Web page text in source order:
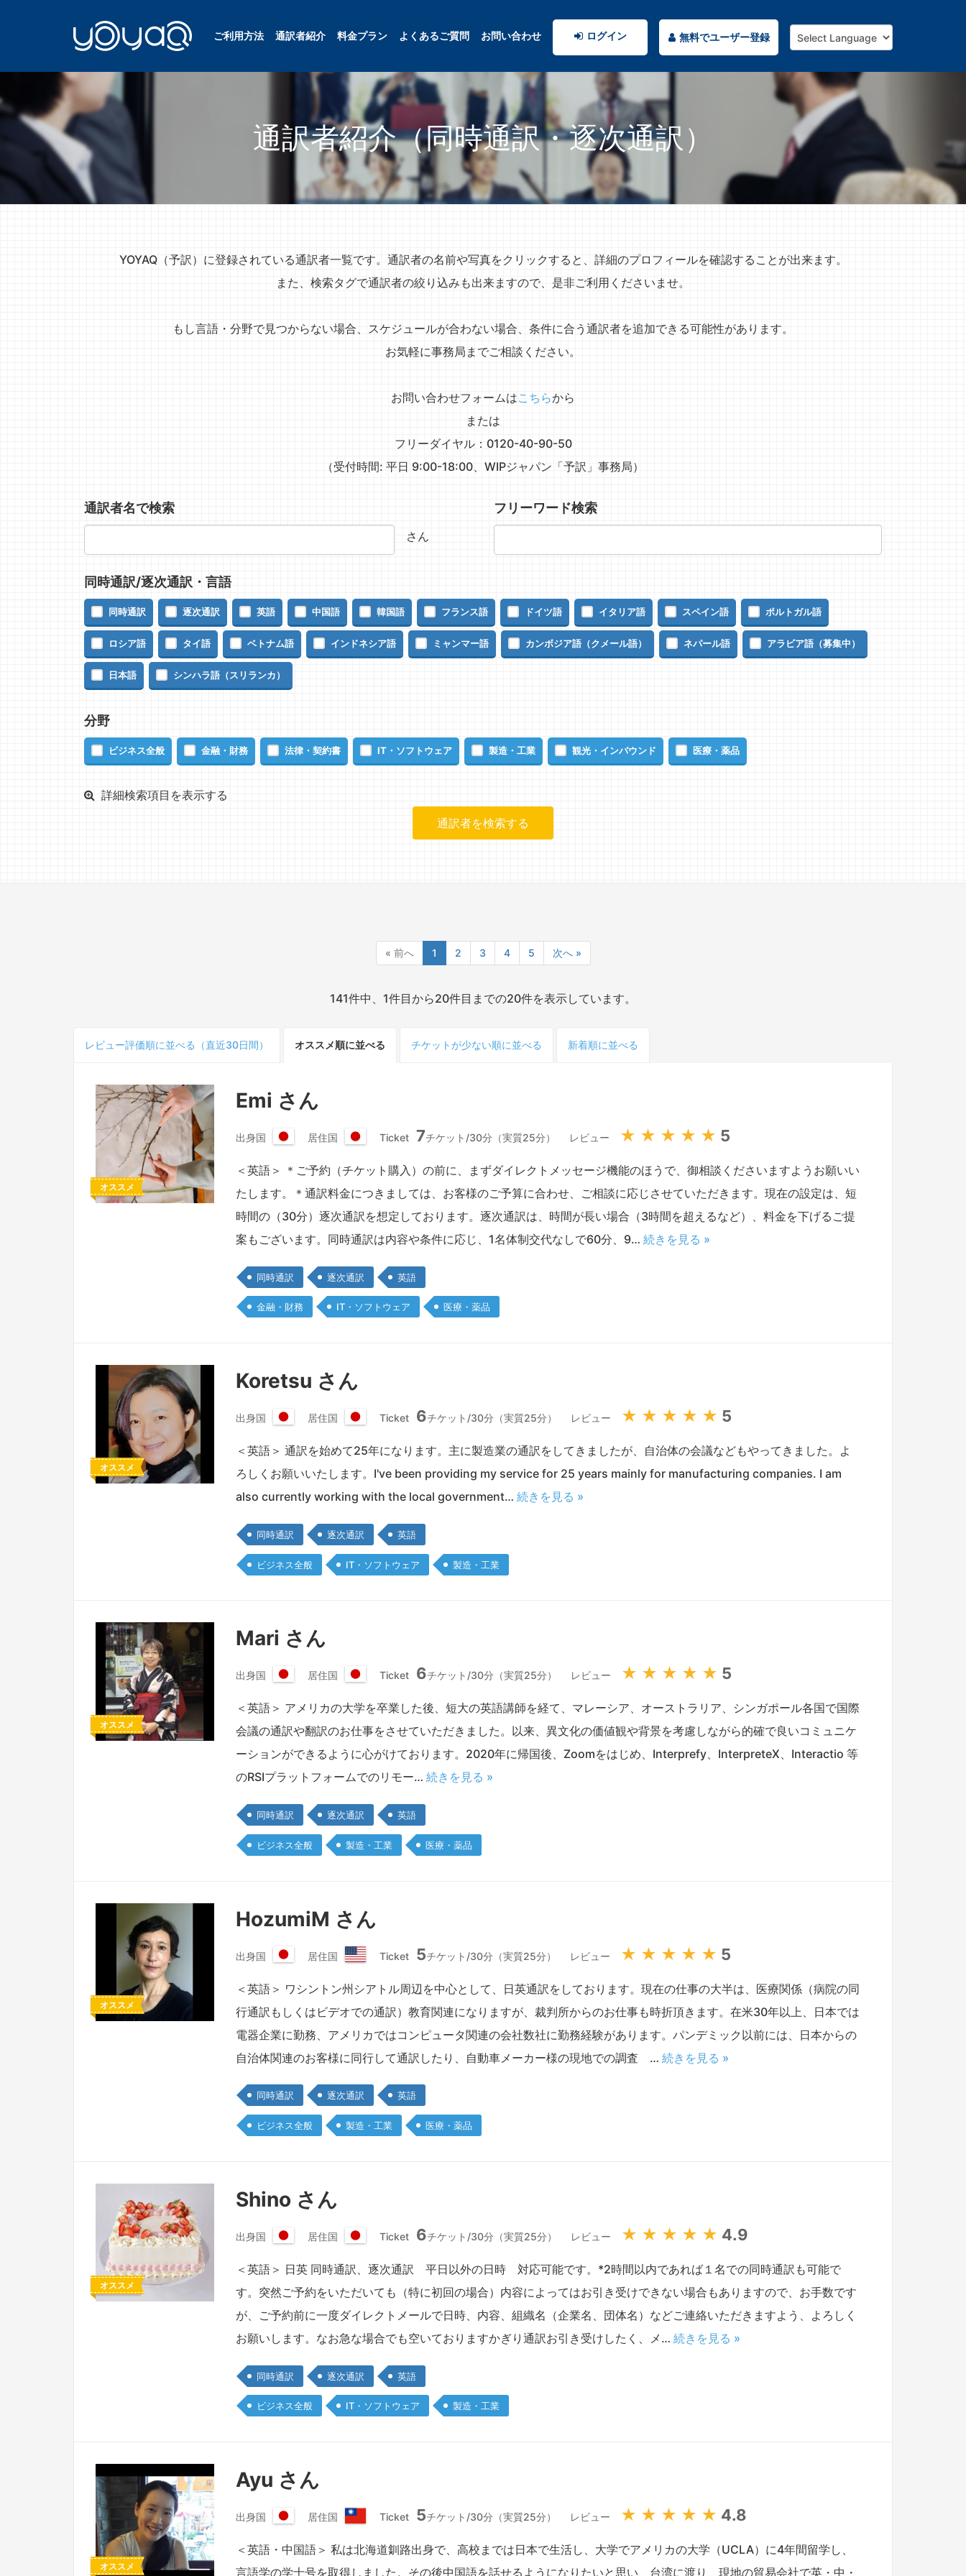
ご利用方法 通訳者紹介 料金プラン よくあるご質問 お問い合わせ ログイン 無料でユーザー登録
通訳者紹介（同時通訳・逐次通訳）
YOYAQ（予訳）に登録されている通訳者一覧です。通訳者の名前や写真をクリックすると、詳細のプロフィールを確認することが出来ます。
また、検索タグで通訳者の絞り込みも出来ますので、是非ご利用くださいませ。
もし言語・分野で見つからない場合、スケジュールが合わない場合、条件に合う通訳者を追加できる可能性があります。
お気軽に事務局までご相談ください。
お問い合わせフォームはこちらから
または
フリーダイヤル：0120-40-90-50
（受付時間: 平日 9:00-18:00、WIPジャパン「予訳」事務局）
通訳者名で検索
さん
フリーワード検索
同時通訳/逐次通訳・言語
同時通訳 逐次通訳 英語 中国語 韓国語 フランス語 ドイツ語 イタリア語 スペイン語 ポルトガル語
ロシア語 タイ語 ベトナム語 インドネシア語 ミャンマー語 カンボジア語（クメール語） ネパール語 アラビア語（募集中）
日本語 シンハラ語（スリランカ）
分野
ビジネス全般 金融・財務 法律・契約書 IT・ソフトウェア 製造・工業 観光・インバウンド 医療・薬品
詳細検索項目を表示する
« 前へ 1 2 3 4 5 次へ »
141件中、1件目から20件目までの20件を表示しています。
レビュー評価順に並べる（直近30日間） オススメ順に並べる チケットが少ない順に並べる 新着順に並べる
オススメ
Emi さん
出身国
日
本
居住国
日
本
国
Ticket 7チケット/30分（実質25分） レビュー ★ ★ ★ ★ ★ 5
＜英語＞ ＊ご予約（チケット購入）の前に、まずダイレクトメッセージ機能のほうで、御相談くださいますようお願いい
たします。＊通訳料金につきましては、お客様のご予算に合わせ、ご相談に応じさせていただきます。現在の設定は、短
時間の（30分）逐次通訳を想定しております。逐次通訳は、時間が長い場合（3時間を超えるなど）、料金を下げるご提
案もございます。同時通訳は内容や条件に応じ、1名体制交代なしで60分、9… 続きを見る »
同時通訳 逐次通訳 英語
金融・財務 IT・ソフトウェア 医療・薬品
オススメ
Koretsu さん
出身国
日
本
国
居住国
日
本
Ticket 6チケット/30分（実質25分） レビュー ★ ★ ★ ★ ★ 5
＜英語＞ 通訳を始めて25年になります。主に製造業の通訳をしてきましたが、自治体の会議などもやってきました。よ
ろしくお願いいたします。I've been providing my service for 25 years mainly for manufacturing companies. I am
also currently working with the local government… 続きを見る »
同時通訳 逐次通訳 英語
ビジネス全般 IT・ソフトウェア 製造・工業
オススメ
Mari さん
出身国
本
国
居住国
本
国
Ticket 6チケット/30分（実質25分） レビュー ★ ★ ★ ★ ★ 5
＜英語＞ アメリカの大学を卒業した後、短大の英語講師を経て、マレーシア、オーストラリア、シンガポール各国で国際
会議の通訳や翻訳のお仕事をさせていただきました。以来、異文化の価値観や背景を考慮しながら的確で良いコミュニケ
ーションができるように心がけております。2020年に帰国後、Zoomをはじめ、Interprefy、InterpreteX、Interactio 等
のRSIプラットフォームでのリモー… 続きを見る »
同時通訳 逐次通訳 英語
ビジネス全般 製造・工業 医療・薬品
オススメ
HozumiM さん
出身国
本
居住国
メ
カ
合
衆
国
Ticket 5チケット/30分（実質25分） レビュー ★ ★ ★ ★ ★ 5
＜英語＞ ワシントン州シアトル周辺を中心として、日英通訳をしております。現在の仕事の大半は、医療関係（病院の同
行通訳もしくはビデオでの通訳）教育関連になりますが、裁判所からのお仕事も時折頂きます。在米30年以上、日本では
電器企業に勤務、アメリカではコンピュータ関連の会社数社に勤務経験があります。パンデミック以前には、日本からの
自治体関連のお客様に同行して通訳したり、自動車メーカー様の現地での調査 … 続きを見る »
同時通訳 逐次通訳 英語
ビジネス全般 製造・工業 医療・薬品
オススメ
Shino さん
出身国
日
本
国
居住国
日
本
Ticket 6チケット/30分（実質25分） レビュー ★ ★ ★ ★ ★ 4.9
＜英語＞ 日英 同時通訳、逐次通訳 平日以外の日時 対応可能です。*2時間以内であれば１名での同時通訳も可能で
す。突然ご予約をいただいても（特に初回の場合）内容によってはお引き受けできない場合もありますので、お手数です
が、ご予約前に一度ダイレクトメールで日時、内容、組織名（企業名、団体名）などご連絡いただきますよう、よろしく
お願いします。なお急な場合でも空いておりますかぎり通訳お引き受けしたく、メ… 続きを見る »
同時通訳 逐次通訳 英語
ビジネス全般 IT・ソフトウェア 製造・工業
オススメ
Ayu さん
出身国
日
本
国
居住国
台
湾
Ticket 5チケット/30分（実質25分） レビュー ★ ★ ★ ★ ★ 4.8
＜英語・中国語＞ 私は北海道釧路出身で、高校までは日本で生活し、大学でアメリカの大学（UCLA）に4年間留学し、
言語学の学士号を取得しました。その後中国語を話せるようになりたいと思い、台湾に渡り、現地の貿易会社で英・中・